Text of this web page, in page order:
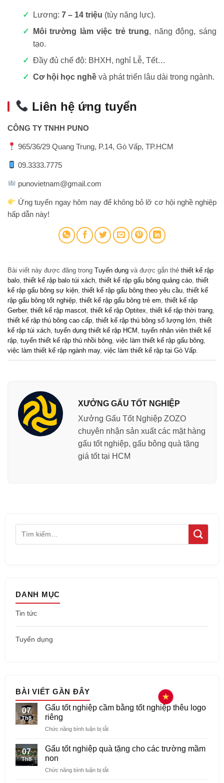
Lương: 7 – 14 triệu (tùy năng lực).
Môi trường làm việc trẻ trung, năng động, sáng
tạo.
Đầy đủ chế độ: BHXH, nghỉ Lễ, Tết…
Cơ hội học nghềvà phát triển lâu dài trong ngành.
Liên hệ ứng tuyển
CÔNG TY TNHH PUNO
965/36/29 Quang Trung, P.14, Gò Vấp, TP.HCM
09.3333.7775
punovietnam@gmail.com
Ứng tuyển ngay hôm nay để không bỏ lỡ cơ hội nghề nghiệp
hấp dẫn này!
Bài viết này được đăng trong Tuyển dụng và được gắn thẻ thiết kế rập
balo, thiết kế rập balo túi xách, thiết kế rập gấu bông quảng cáo, thiết
kế rập gấu bông sự kiện, thiết kế rập gấu bông theo yêu cầu, thiết kế
rập gấu bông tốt nghiệp, thiết kế rập gấu bông trẻ em, thiết kế rập
Gerber, thiết kế rập mascot, thiết kế rập Optitex, thiết kế rập thời trang,
thiết kế rập thú bông cao cấp, thiết kế rập thú bông số lượng lớn, thiết
kế rập túi xách, tuyển dụng thiết kế rập HCM , tuyển nhân viên thiết kế
rập, tuyển thiết kế rập thú nhồi bông, việc làm thiết kế rập gấu bông,
việc làm thiết kế rập ngành may, việc làm thiết kế rập tại Gò Vấp.
XƯỞNG GẤU TỐT NGHIỆP
Xưởng Gấu Tốt Nghiệp ZOZO
chuyên nhận sản xuất các mặt hàng
gấu tốt nghiệp, gấu bông quà tặng
giá tốt tại HCM
DANH MỤC
Tin tức
Tuyển dụng
BÀI VIẾT GẦN ĐÂY
07
Th8
Gấu tốt nghiệp cầm bằng tốt nghiệp thêu logo
riêng
Chức năng bình luận bị tắtở
tốt
nghiệp
bằng
07
Th8
Gấu tốt nghiệp quà tặng cho các trường mầm
non
Chức năng bình luận bị tắtở